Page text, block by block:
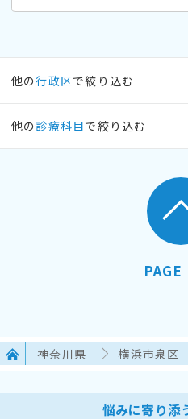
他の行政区で絞り込む
他の 診療科目で絞り込む
PAGE
神奈川県 横浜市泉区
悩みに寄り添